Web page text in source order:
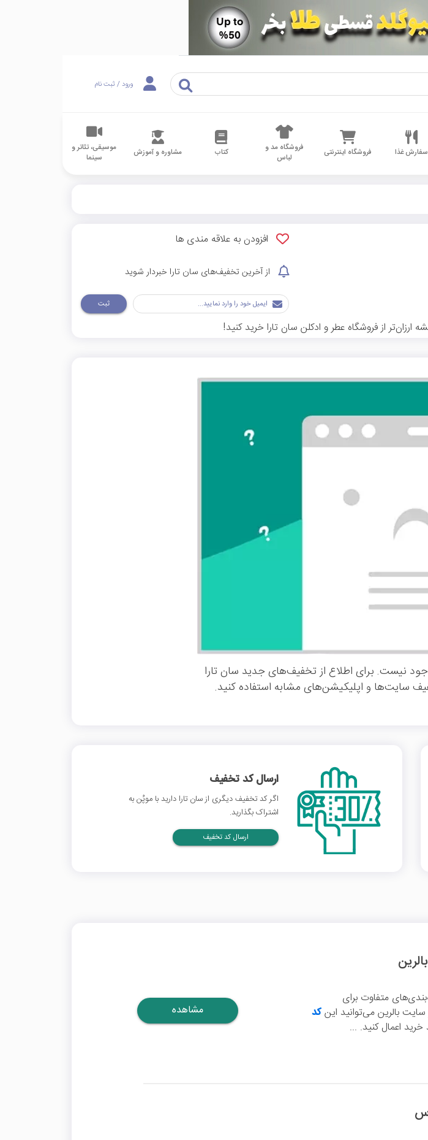
ورود / ثبت نام
سفارش غذا فروشگاه اینترنتی
فروشگاه مد و
لباس
کتاب مشاوره و آموزش
موسیقی، تئاتر و
سینما
افزودن به علاقه مندی ها
از آخرین تخفیف‌های سان تارا خبردار شوید
ثبت
از فروشگاه عطر و ادکلن سان تارا خرید کنید!
نیست. برای اطلاع از تخفیف‌های جدید سان تارا
سایت‌ها و اپلیکیشن‌های مشابه استفاده کنید.
ارسال کد تخفیف
اگر کد تخفیف دیگری از سان تارا دارید با موپُن به
اشتراک بگذارید.
ارسال کد تخفیف
دسته‌بندی‌های متفاوت برای
بالرین می‌توانید اینکد
مشاهده